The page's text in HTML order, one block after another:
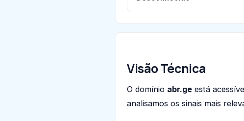
Visão Técnica
O domínio abr.ge está
analisamos os sinais mais